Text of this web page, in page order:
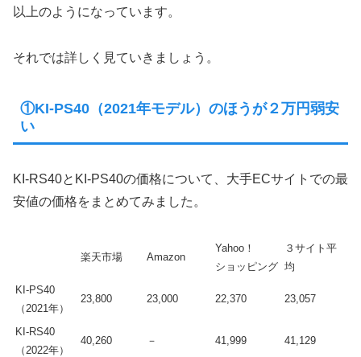
以上のようになっています。
それでは詳しく見ていきましょう。
①KI-PS40（2021年モデル）のほうが２万円弱安
い
KI-RS40とKI-PS40の価格について、大手ECサイトでの最
安値の価格をまとめてみました。
楽天市場 Amazon
Yahoo！
ショッピング
３サイト平
均
KI-PS40
（2021年）
23,800 23,000 22,370 23,057
KI-RS40
（2022年）
40,260 － 41,999 41,129